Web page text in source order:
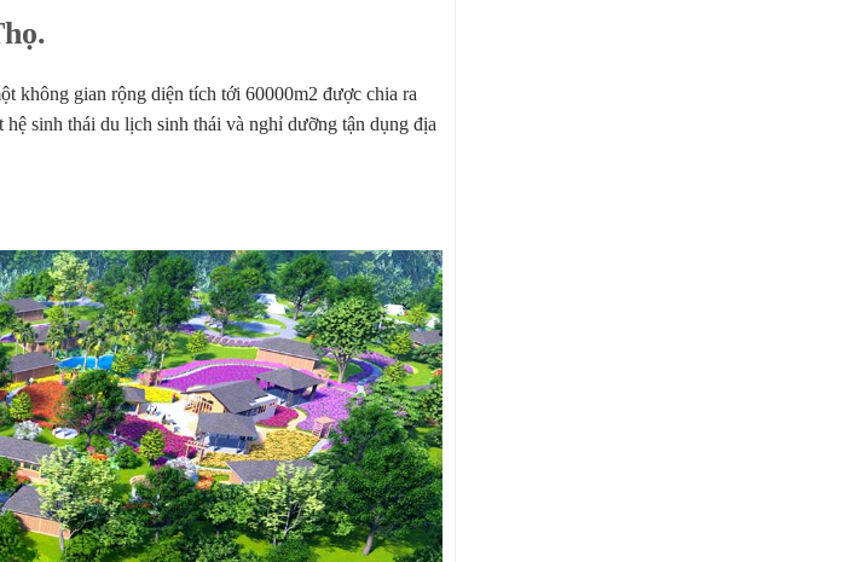
không gian rộng diện tích tới 60000m2 được chia ra
sinh thái du lịch sinh thái và nghỉ dưỡng tận dụng địa